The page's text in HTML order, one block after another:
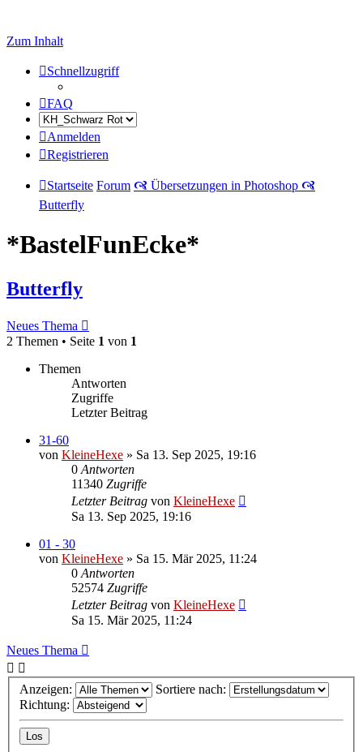
Zum Inhalt
Schnellzugriff
FAQ
Anmelden
Registrieren
Startseite Forum 🙧 Übersetzungen in Photoshop 🙧
Butterfly
*BastelFunEcke*
Butterfly
Neues Thema
2 Themen • Seite 1 von 1
Themen
Antworten
Zugriffe
Letzter Beitrag
31-60
von KleineHexe » Sa 13. Sep 2025, 19:16
0 Antworten
11340 Zugriffe
Letzter Beitrag von KleineHexe
Sa 13. Sep 2025, 19:16
01 - 30
von KleineHexe » Sa 15. Mär 2025, 11:24
0 Antworten
52574 Zugriffe
Letzter Beitrag von KleineHexe
Sa 15. Mär 2025, 11:24
Neues Thema
Anzeigen:
Sortiere nach:
Richtung: